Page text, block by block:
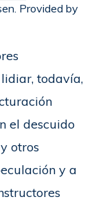
Provided by
todavía,
el descuido
otros
y a